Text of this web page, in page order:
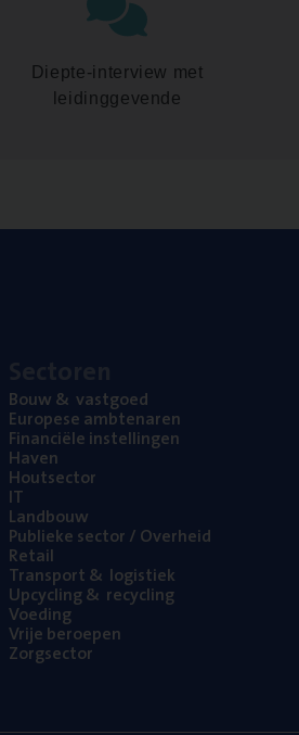
Diepte-interview met
leidinggevende
Bouw& vastgoed
Euro­pe­se ambtenaren
Finan­ci­ë­le instellingen
Haven
Hout­sec­tor
IT
Land­bouw
Publie­ke sec­tor / Overheid
Retail
Trans­port& logistiek
Upcy­cling& recycling
Voe­ding
Vrije beroe­pen
Zorg­sec­tor